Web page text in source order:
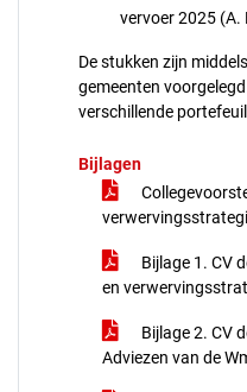
vervoer 2025 (A.
De stukken zijn
gemeenten
verschillende
Bijlagen
Bijlage 1. CV
en
Bijlage 2. CV
Adviezen van de